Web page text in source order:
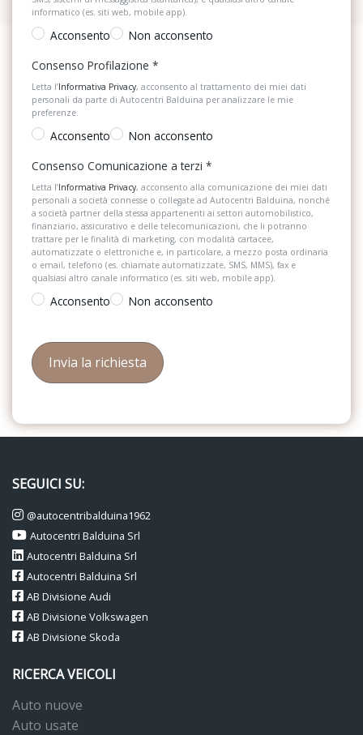
informatico (es. siti web, mobile app).
Acconsento
Non acconsento
Consenso Profilazione *
Letta l’Informativa Privacy, acconsento al trattamento dei miei dati
personali da parte di Autocentri Balduina per analizzare le mie
preferenze.
Acconsento
Non acconsento
Consenso Comunicazione a terzi *
Letta l’Informativa Privacy, acconsento alla comunicazione dei miei dati
personali a società connesse o collegate ad Autocentri Balduina, nonché
a società partner della stessa appartenenti ai settori automobilistico,
finanziario, assicurativo e delle telecomunicazioni, che li potranno
trattare per le finalità di marketing, con modalità cartacee,
automatizzate o elettroniche e, in particolare, a mezzo posta ordinaria
o email, telefono (es. chiamate automatizzate, SMS, MMS), fax e
qualsiasi altro canale informatico (es. siti web, mobile app).
Acconsento Non acconsento
SEGUICI SU:
@autocentribalduina1962
Autocentri Balduina Srl
Autocentri Balduina Srl
Autocentri Balduina Srl
AB Divisione Audi
AB Divisione Volkswagen
AB Divisione Skoda
RICERCA VEICOLI
Auto nuove
Auto usate